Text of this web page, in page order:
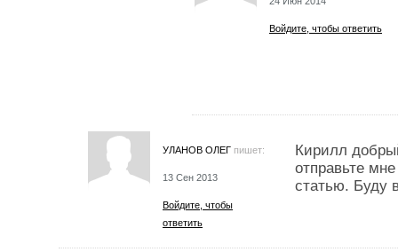
Войдите, чтобы ответить
УЛАНОВ ОЛЕГ пишет:
13 Сен 2013
Войдите, чтобы
ответить
Кирилл
отправьте
статью. Буду